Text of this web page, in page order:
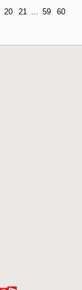
20 21 ... 59
60